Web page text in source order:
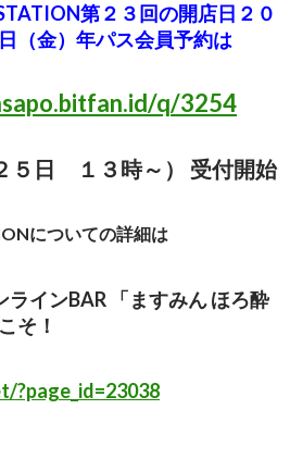
第２３回の開店日２０
（金）年パス会員予約は
q/3254
５日 １３時～） 受付開始
についての詳細は
インBAR 「ますみん ほろ酔
そ！
?page_id=23038